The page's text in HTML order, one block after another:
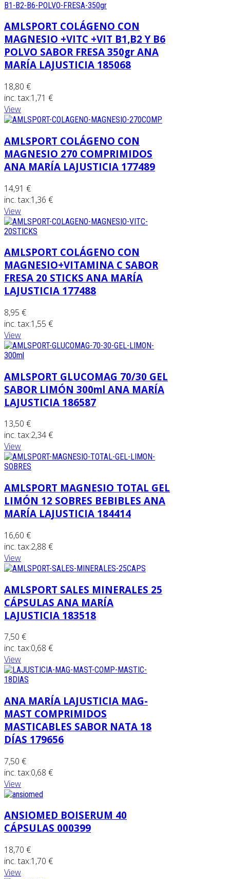
AMLSPORT COLÁGENO CON
MAGNESIO +VITC +VIT B1,B2 Y B6
POLVO SABOR FRESA 350gr ANA
MARÍA LAJUSTICIA 185068
18,80 €
inc. tax:1,71 €
View
AMLSPORT COLÁGENO CON
MAGNESIO 270 COMPRIMIDOS
ANA MARÍA LAJUSTICIA 177489
14,91 €
inc. tax:1,36 €
View
AMLSPORT COLÁGENO CON
MAGNESIO+VITAMINA C SABOR
FRESA 20 STICKS ANA MARÍA
LAJUSTICIA 177488
8,95 €
inc. tax:1,55 €
View
AMLSPORT GLUCOMAG 70/30 GEL
SABOR LIMÓN 300ml ANA MARÍA
LAJUSTICIA 186587
13,50 €
inc. tax:2,34 €
View
AMLSPORT MAGNESIO TOTAL GEL
LIMÓN 12 SOBRES BEBIBLES ANA
MARÍA LAJUSTICIA 184414
16,60 €
inc. tax:2,88 €
View
AMLSPORT SALES MINERALES 25
CÁPSULAS ANA MARÍA
LAJUSTICIA 183518
7,50 €
inc. tax:0,68 €
View
ANA MARÍA LAJUSTICIA MAG-
MAST COMPRIMIDOS
MASTICABLES SABOR NATA 18
DÍAS 179656
7,50 €
inc. tax:0,68 €
View
ANSIOMED BOISERUM 40
CÁPSULAS 000399
18,70 €
inc. tax:1,70 €
View